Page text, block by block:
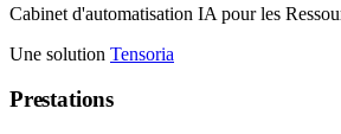
Cabinet d'automatisation IA pour les
Une solution Tensoria
Prestations